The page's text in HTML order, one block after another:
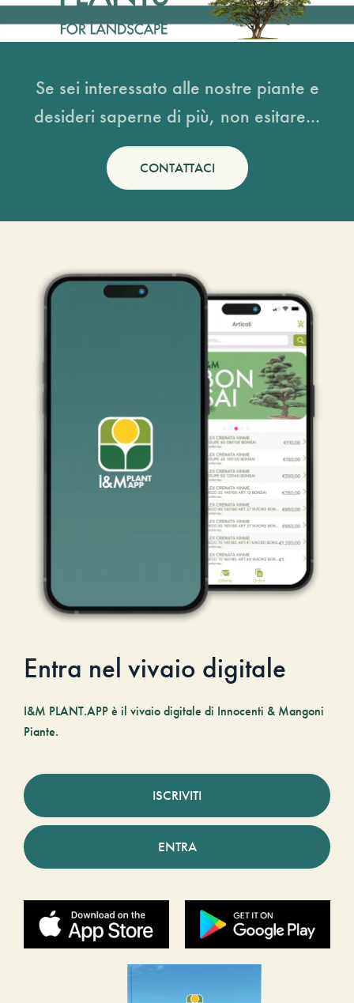
Se sei interessato alle nostre piante e
desideri saperne di più, non esitare...
CONTATTACI
Entra nel vivaio digitale
I&M PLANT.APP è il vivaio digitale di Innocenti & Mangoni
Piante.
ISCRIVITI
ENTRA